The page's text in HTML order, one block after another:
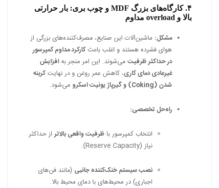
۴. کارگاه‌های بزرگ MDF و چوب بری: بار حرارتی
بالا و overload مداوم
مشکل: ماشین‌آلات این صنایع، مصرف‌کننده‌های بزرگی از
هوای فشرده هستند و اغلب باعث کارکرد مداوم کمپرسور
در حداکثر ظرفیت می‌شوند. این امر منجر بهافزایش
غیرعادی دمای کاری، کاهش عمر روغن و در نهایت کربنه
شدن (Coking) و گیرپاژ یونیت اسکرو
می‌شود.
راه‌حل تخصصی:
انتخاب کمپرسور با ظرفیت واقعی بالاتراز حداکثر
نیاز (Reserve Capacity).
نصب سیستم خنک‌کننده جانبی (مانند فن‌های
اجباری) در محیط‌های با دمای محیط بالا.